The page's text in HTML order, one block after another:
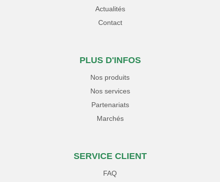
Actualités
Contact
PLUS D'INFOS
Nos produits
Nos services
Partenariats
Marchés
SERVICE CLIENT
FAQ